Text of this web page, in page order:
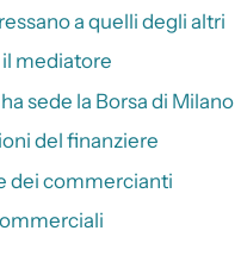
a quelli degli altri
mediatore
ha sede la Borsa di Milano
del finanziere
dei commercianti